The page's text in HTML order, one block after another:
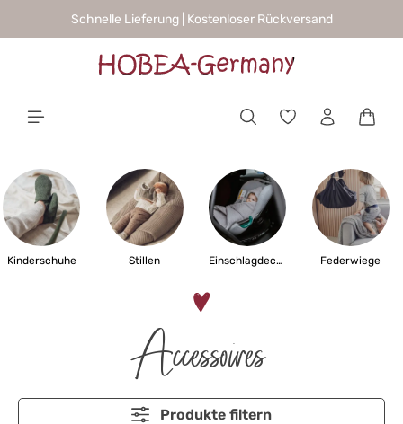
springenSchnelle Lieferung | Kostenloser Rückversand
Kinderschuhe Stillen Einschlagdecken Federwiege
Accessoires
Produkte filtern